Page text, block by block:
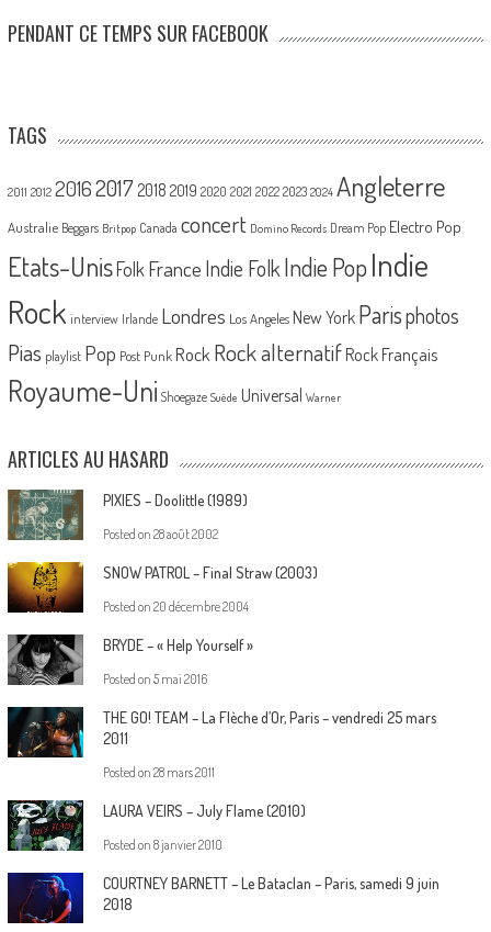
PENDANT CE TEMPS SUR FACEBOOK
TAGS
2011 2012 20162017 2018 2019 2020 2021 2022 2023 2024 Angleterre
Australie Beggars Britpop Canada concert Domino Records Dream Pop Electro Pop
Etats-UnisFolk France Indie FolkIndie PopIndie
Rock interview Irlande Londres Los Angeles New York Parisphotos
Pias playlist Pop Post Punk Rock Rock alternatif Rock Français
Royaume-Uni Shoegaze Suède Universal Warner
ARTICLES AU HASARD
PIXIES – Doolittle (1989)
Posted on 28 août 2002
SNOW PATROL – Final Straw (2003)
Posted on 20 décembre 2004
BRYDE – « Help Yourself »
Posted on 5 mai 2016
THE GO! TEAM – La Flèche d’Or, Paris – vendredi 25 mars
2011
Posted on 28 mars 2011
LAURA VEIRS – July Flame (2010)
Posted on 8 janvier 2010
COURTNEY BARNETT – Le Bataclan – Paris, samedi 9 juin
2018